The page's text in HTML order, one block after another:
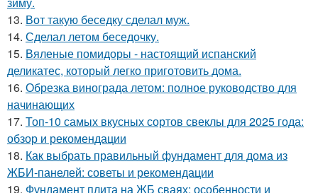
13. Вот такую беседку сделал муж.
14. Сделал летом беседочку.
15. Вяленые помидоры - настоящий испанский
деликатес, который легко приготовить дома.
16. Обрезка винограда летом: полное руководство для
начинающих
17. Топ-10 самых вкусных сортов свеклы для 2025 года:
обзор и рекомендации
18. Как выбрать правильный фундамент для дома из
ЖБИ-панелей: советы и рекомендации
19. Фундамент плита на ЖБ сваях: особенности и